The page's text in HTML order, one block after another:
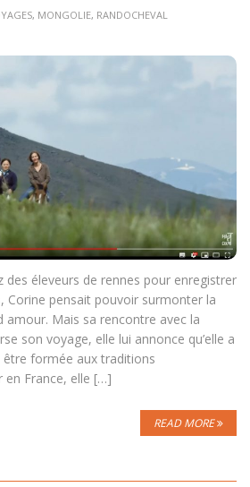
, MONGOLIE, RANDOCHEVAL
des éleveurs de rennes pour enregistrer
Corine pensait pouvoir surmonter la
amour. Mais sa rencontre avec la
son voyage, elle lui annonce qu’elle a
formée aux traditions
en France, elle […]
READ MORE